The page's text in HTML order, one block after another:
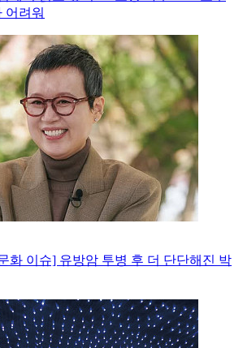
어려워
화 이슈] 유방암 투병 후 더 단단해진 박